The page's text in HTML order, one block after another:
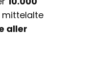
mittelalte
aller